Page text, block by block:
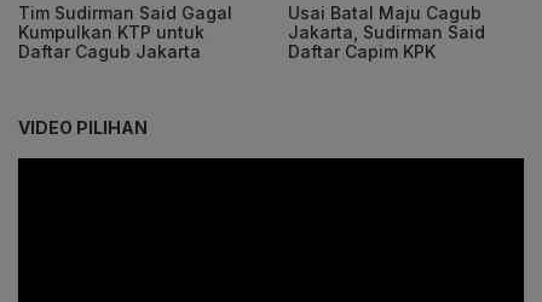
Tim Sudirman Said Gagal
Kumpulkan KTP untuk
Daftar Cagub Jakarta
Usai Batal Maju Cagub
Jakarta, Sudirman Said
Daftar Capim KPK
VIDEO PILIHAN